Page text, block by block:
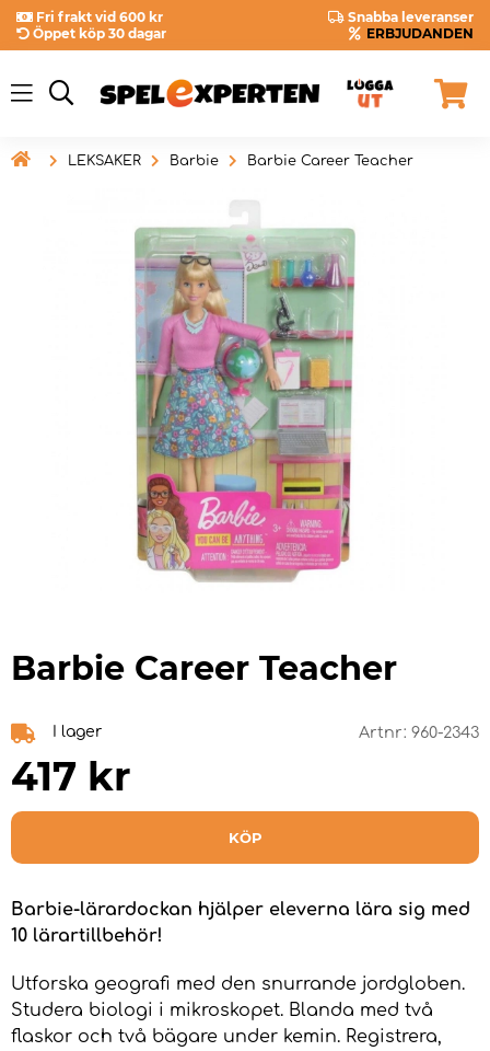
Fri frakt vid 600 kr
Snabba leveranser
Öppet köp 30 dagar
ERBJUDANDEN
 LEKSAKER Barbie Barbie Career Teacher
Barbie Career Teacher
I lager Artnr: 960-2343
417 kr
KÖP
Barbie-lärardockan hjälper eleverna lära sig med
10 lärartillbehör!
Utforska geografi med den snurrande jordgloben.
Studera biologi i mikroskopet. Blanda med två
flaskor och två bägare under kemin. Registrera,